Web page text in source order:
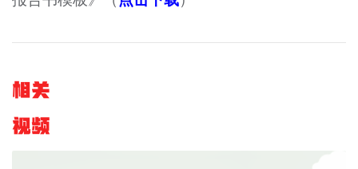
榜样人物
文明评论
北京宣传文化引导基金
相关
视频